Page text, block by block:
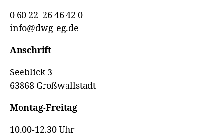
0 60 22–26 46 42 0
info@dwg-eg.de
Anschrift
Seeblick 3
63868 Großwallstadt
Montag-Freitag
10.00-12.30 Uhr